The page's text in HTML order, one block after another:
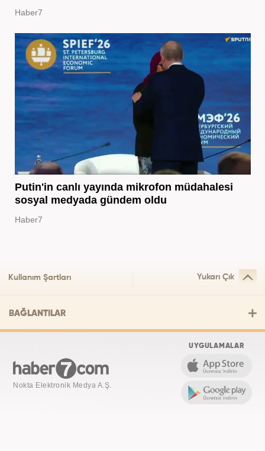
Haber7
Putin'in canlı yayında mikrofon müdahalesi
sosyal medyada gündem oldu
Haber7
Kullanım Şartları Yukarı Çık
BAĞLANTILAR
Nokta Elektronik Medya A.Ş.
UYGULAMALAR